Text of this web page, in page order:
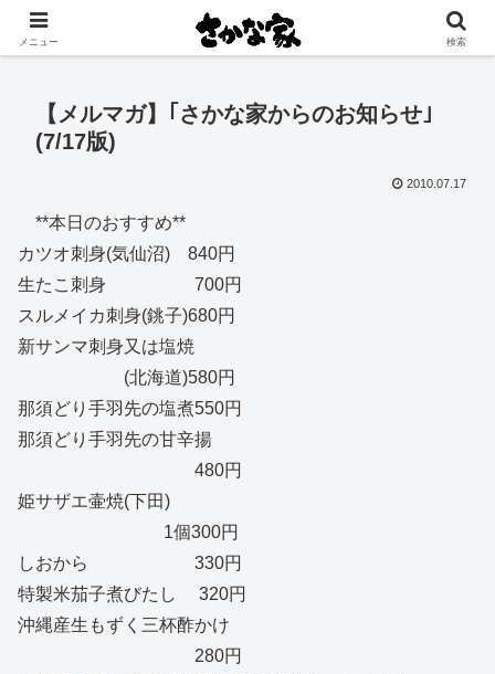
創業大正11年 矢祭町の中心で営む鮮魚店と飲食店
【メルマガ】｢さかな家からのお知らせ｣
(7/17版)
2010.07.17
**本日のおすすめ**
カツオ刺身(気仙沼) 840円
生たこ刺身 700円
スルメイカ刺身(銚子)680円
新サンマ刺身又は塩焼
(北海道)580円
那須どり手羽先の塩煮550円
那須どり手羽先の甘辛揚
480円
姫サザエ壷焼(下田)
1個300円
しおから 330円
特製米茄子煮びたし 320円
沖縄産生もずく三杯酢かけ
280円
メニュー 検索